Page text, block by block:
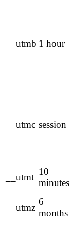
__utmb 1 hour
__utmc session
__utmt
10
minutes
__utmz
6
months